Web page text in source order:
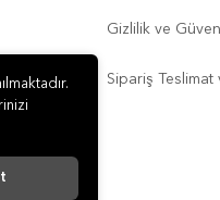
Gizlilik ve
Sipariş Teslimat